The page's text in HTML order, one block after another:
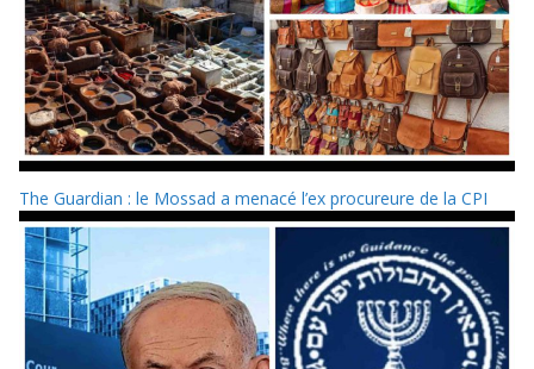
The Guardian : le Mossad a menacé l’ex procureure de la CPI